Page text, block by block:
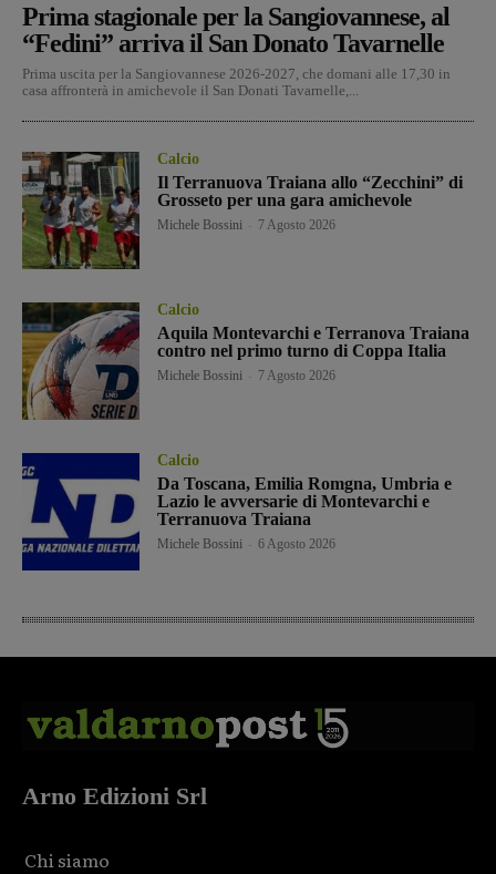
Prima stagionale per la Sangiovannese, al
“Fedini” arriva il San Donato Tavarnelle
Prima uscita per la Sangiovannese 2026-2027, che domani alle 17,30 in
casa affronterà in amichevole il San Donati Tavarnelle,...
Calcio
Il Terranuova Traiana allo “Zecchini” di
Grosseto per una gara amichevole
Michele Bossini 7 Agosto 2026
Calcio
Aquila Montevarchi e Terranova Traiana
contro nel primo turno di Coppa Italia
Michele Bossini 7 Agosto 2026
Calcio
Da Toscana, Emilia Romgna, Umbria e
Lazio le avversarie di Montevarchi e
Terranuova Traiana
Michele Bossini 6 Agosto 2026
Arno Edizioni Srl
Chi siamo